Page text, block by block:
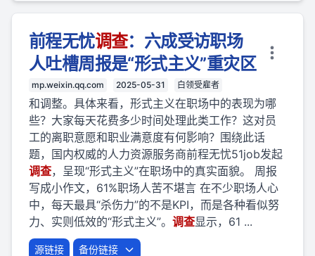
前程无忧调查：六成受访职场
人吐槽周报是“形式主义”重灾区
mp.weixin.qq.com 2025-05-31 白领受雇者
和调整。具体来看，形式主义在职场中的表现为哪
些？大家每天花费多少时间处理此类工作？这对员
工的离职意愿和职业满意度有何影响？围绕此话
题，国内权威的人力资源服务商前程无忧51job发起
调查，呈现“形式主义”在职场中的真实面貌。 周报
写成小作文，61%职场人苦不堪言 在不少职场人心
中，每天最具“杀伤力”的不是KPI，而是各种看似努
力、实则低效的“形式主义”。 调查显示，61 ...
源链接 备份链接